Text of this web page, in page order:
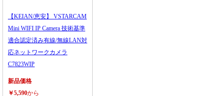
【KEIAN/恵安】 VSTARCAM
Mini WIFI IP Camera 技術基準
適合認定済み有線/無線LAN対
応ネットワークカメラ
C7823WIP
新品価格
￥5,590から